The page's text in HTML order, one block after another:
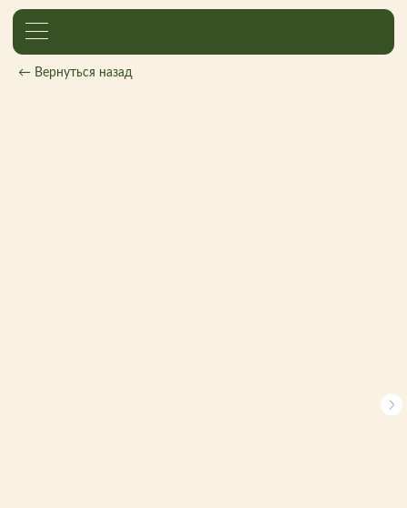
← Вернуться назад